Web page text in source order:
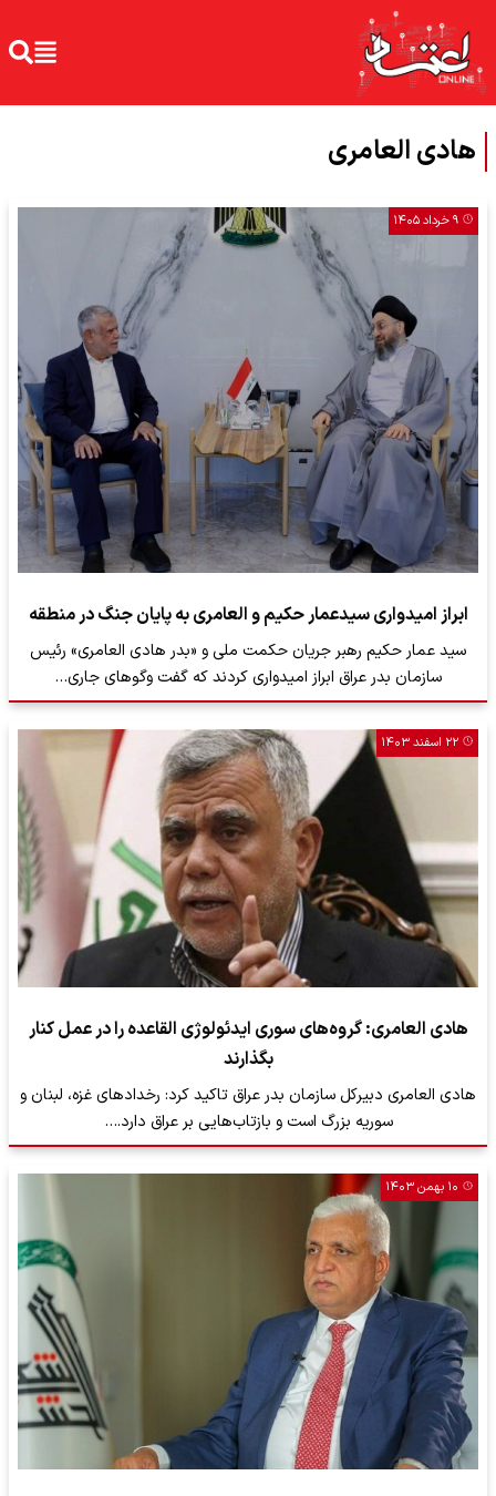
هادی العامری
۹ خرداد ۱۴۰۵
ابراز امیدواری سیدعمار حکیم و العامری به پایان جنگ در منطقه
سید عمار حکیم رهبر جریان حکمت ملی و «بدر هادی العامری» رئیس
سازمان بدر عراق ابراز امیدواری کردند که گفت‌ وگوهای جاری…
۲۲ اسفند ۱۴۰۳
هادی العامری: گروه‌های سوری ایدئولوژی القاعده را در عمل کنار
بگذارند
هادی العامری دبیرکل سازمان بدر عراق تاکید کرد: رخدادهای غزه، لبنان و
سوریه بزرگ است و بازتاب‌هایی بر عراق دارد.…
۱۰ بهمن ۱۴۰۳